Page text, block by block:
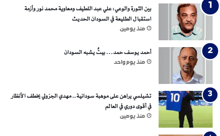
م
ا
ر
ي
بين الثورة والوعي: علي عبد اللطيف ومعاوية محمد نور وأزمة
استقبال الطليعة في السودان الحديث
منذ يومين
أحمد يوسف حمد… بيتٌ يشبه السودان
منذ يوم واحد
تشيلسي يراهن على موهبة سودانية.. مهدي الجزولي يخطف الأنظار
في أقوى دوري في العالم
منذ يومين